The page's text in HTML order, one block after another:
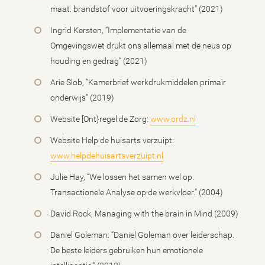
maat: brandstof voor uitvoeringskracht” (2021)
Ingrid Kersten, “Implementatie van de
Omgevingswet drukt ons allemaal met de neus op
houding en gedrag” (2021)
Arie Slob, “Kamerbrief werkdrukmiddelen primair
onderwijs” (2019)
Website [Ont}regel de Zorg: www.ordz.nl
Website Help de huisarts verzuipt:
www.helpdehuisartsverzuipt.nl
Julie Hay, “We lossen het samen wel op.
Transactionele Analyse op de werkvloer.” (2004)
David Rock, Managing with the brain in Mind (2009)
Daniel Goleman: “Daniel Goleman over leiderschap.
De beste leiders gebruiken hun emotionele